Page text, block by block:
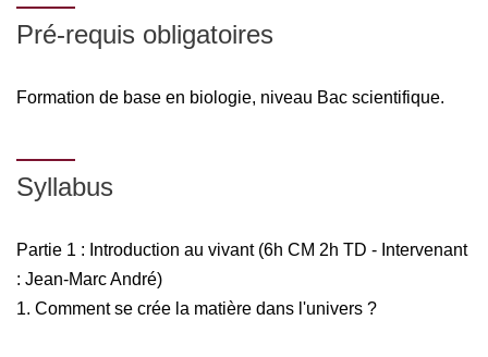
Pré-requis obligatoires
Formation de base en biologie, niveau Bac scientifique.
Syllabus
Partie 1 : Introduction au vivant (6h CM 2h TD - Intervenant
: Jean-Marc André)
1. Comment se crée la matière dans l'univers ?